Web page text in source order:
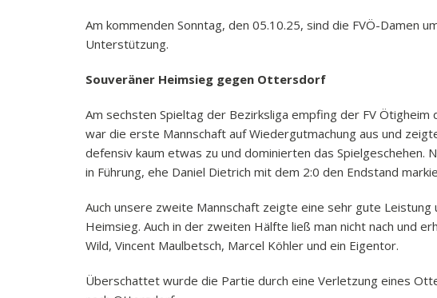
Am kommenden Sonntag, den 05.10.25, sind die FVÖ-Damen
Unterstützung.
Souveräner Heimsieg gegen Ottersdorf
Am sechsten Spieltag der Bezirksliga empfing der FV
war die erste Mannschaft auf Wiedergutmachung aus und
defensiv kaum etwas zu und dominierten das Spielgeschehen.
in Führung, ehe Daniel Dietrich mit dem 2:0 den Endstand
Auch unsere zweite Mannschaft zeigte eine sehr gute
Heimsieg. Auch in der zweiten Hälfte ließ man nicht nach und
Wild, Vincent Maulbetsch, Marcel Köhler und ein Eigentor.
Überschattet wurde die Partie durch eine Verletzung eines